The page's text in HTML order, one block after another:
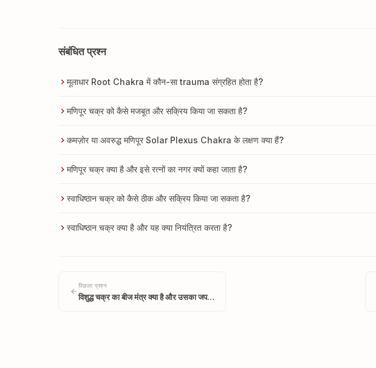
संबंधित प्रश्न
मूलाधार Root Chakra में कौन-सा trauma संग्रहित होता है?
मणिपूर चक्र को कैसे मजबूत और सक्रिय किया जा सकता है?
कमज़ोर या अवरुद्ध मणिपूर Solar Plexus Chakra के लक्षण क्या हैं?
मणिपूर चक्र क्या है और इसे रत्नों का नगर क्यों कहा जाता है?
स्वाधिष्ठान चक्र को कैसे ठीक और सक्रिय किया जा सकता है?
स्वाधिष्ठान चक्र क्या है और यह क्या नियंत्रित करता है?
पिछला प्रश्न
विशुद्ध चक्र का बीज मंत्र क्या है और उसका जप…